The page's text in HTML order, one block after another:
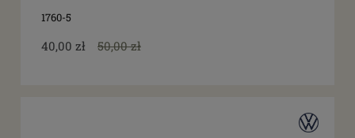
1760-5
40,00 zł 50,00 zł